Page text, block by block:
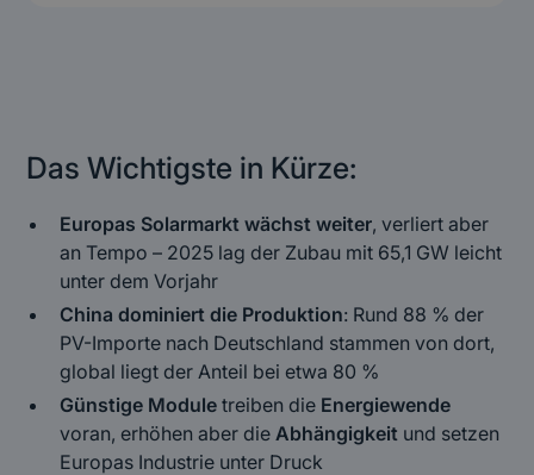
Das Wichtigste in Kürze:
Europas Solarmarkt wächst weiter, verliert aber
an Tempo – 2025 lag der Zubau mit 65,1 GW leicht
unter dem Vorjahr
China dominiert die Produktion: Rund 88 % der
PV-Importe nach Deutschland stammen von dort,
global liegt der Anteil bei etwa 80 %
Günstige Module treiben die Energiewende
voran, erhöhen aber dieAbhängigkeit und setzen
Europas Industrie unter Druck
Heading 5